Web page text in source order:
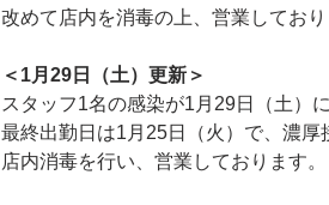
改めて店内を消毒の上、営業しており
＜1月29日（土）更新＞
スタッフ1名の感染が1月29日（土）
最終出勤日は1月25日（火）で、濃厚
店内消毒を行い、営業しております。